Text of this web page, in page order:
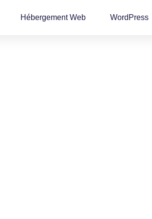
Hébergement Web WordPress